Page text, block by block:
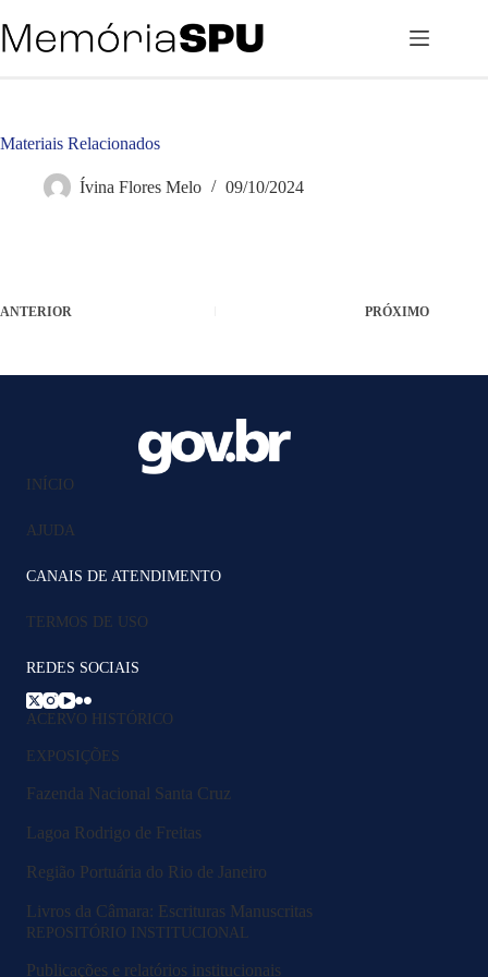
para
o
Materiais Relacionados
Ívina Flores Melo 09/10/2024
ANTERIOR PRÓXIMO
INÍCIO
AJUDA
CANAIS DE ATENDIMENTO
TERMOS DE USO
REDES SOCIAIS
ACERVO HISTÓRICO
EXPOSIÇÕES
Fazenda Nacional Santa Cruz
Lagoa Rodrigo de Freitas
Região Portuária do Rio de Janeiro
Livros da Câmara: Escrituras Manuscritas
REPOSITÓRIO INSTITUCIONAL
Publicações e relatórios institucionais